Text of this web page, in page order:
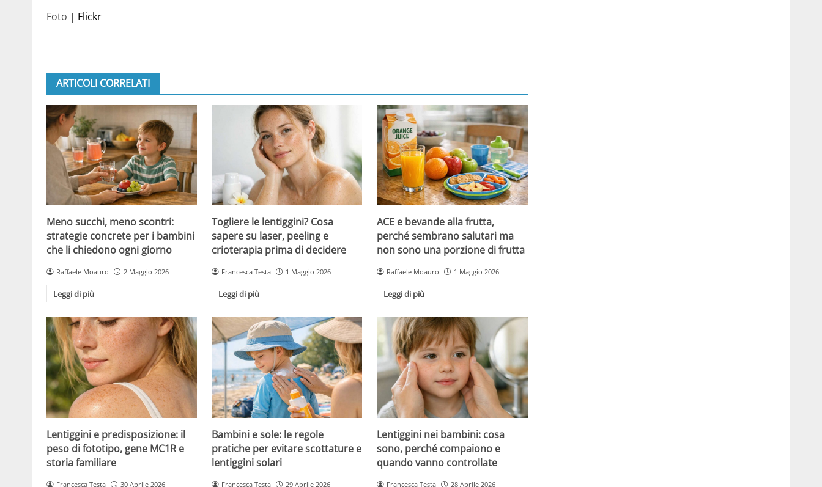
Foto | Flickr
ARTICOLI CORRELATI
Meno succhi, meno scontri:
strategie concrete per i bambini
che li chiedono ogni giorno
Raffaele Moauro 2 Maggio 2026
Leggi di più
Togliere le lentiggini? Cosa
sapere su laser, peeling e
crioterapia prima di decidere
Francesca Testa 1 Maggio 2026
Leggi di più
ACE e bevande alla frutta,
perché sembrano salutari ma
non sono una porzione di frutta
Raffaele Moauro 1 Maggio 2026
Leggi di più
Lentiggini e predisposizione: il
peso di fototipo, gene MC1R e
storia familiare
Francesca Testa 30 Aprile 2026
Bambini e sole: le regole
pratiche per evitare scottature e
lentiggini solari
Francesca Testa 29 Aprile 2026
Lentiggini nei bambini: cosa
sono, perché compaiono e
quando vanno controllate
Francesca Testa 28 Aprile 2026